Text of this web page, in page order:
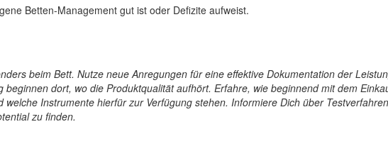
Betten-Management gut ist oder Defizite aufweist.
beim Bett. Nutze neue Anregungen für eine effektive Dokumentation der
dort, wo die Produktqualität aufhört. Erfahre, wie beginnend mit dem
Instrumente hierfür zur Verfügung stehen. Informiere Dich über
zu finden.